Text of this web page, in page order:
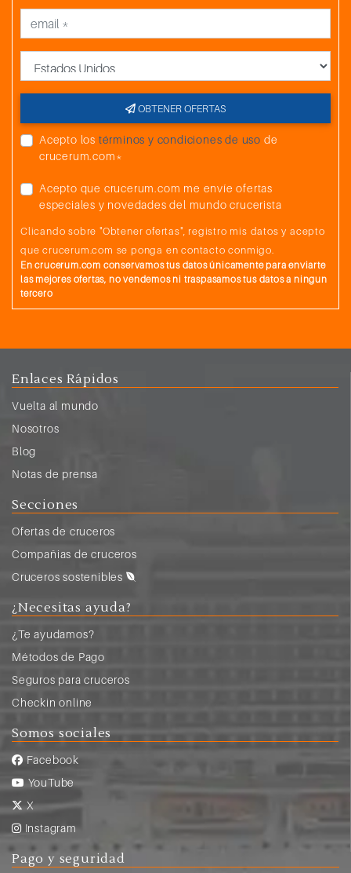
OBTENER OFERTAS
Acepto los términos y condiciones de uso de
crucerum.com*
Acepto que crucerum.com me envíe ofertas
especiales y novedades del mundo crucerista
Clicando sobre "Obtener ofertas", registro mis datos y acepto
que crucerum.com se ponga en contacto conmigo.
En crucerum.com conservamos tus datos únicamente para enviarte
las mejores ofertas, no vendemos ni traspasamos tus datos a ningun
tercero
Enlaces Rápidos
Vuelta al mundo
Nosotros
Blog
Notas de prensa
Secciones
Ofertas de cruceros
Compañias de cruceros
Cruceros sostenibles
¿Necesitas ayuda?
¿Te ayudamos?
Métodos de Pago
Seguros para cruceros
Checkin online
Somos sociales
Facebook
YouTube
X
Instagram
Pago y seguridad